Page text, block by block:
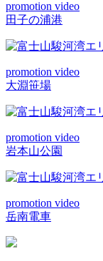
promotion video
田子の浦港
promotion video
大淵笹場
promotion video
岩本山公園
promotion video
岳南電車